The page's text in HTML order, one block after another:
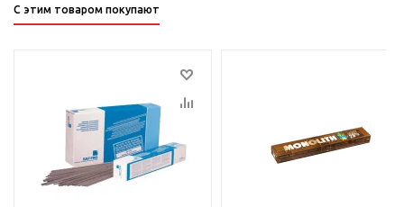
С этим товаром покупают